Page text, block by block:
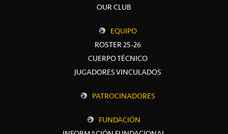
OUR CLUB
EQUIPO
ROSTER 25-26
CUERPO TÉCNICO
JUGADORES VINCULADOS
PATROCINADORES
FUNDACIÓN